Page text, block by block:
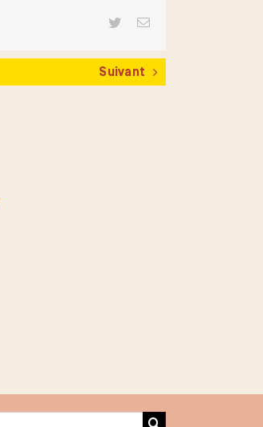
TwitterEmail
Suivant